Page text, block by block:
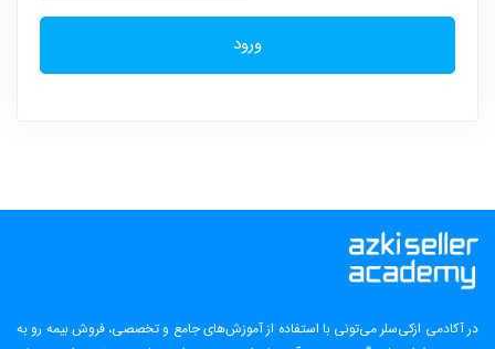
ورود
در آکادمی ازکی‌سلر می‌تونی با استفاده از آموزش‌های جامع و تخصصی، فروش بیمه رو به